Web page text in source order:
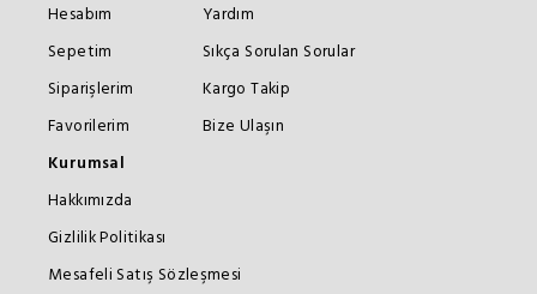
Hesabım
Sepetim
Siparişlerim
Favorilerim
Yardım
Sıkça Sorulan Sorular
Kargo Takip
Bize Ulaşın
Kurumsal
Hakkımızda
Gizlilik Politikası
Mesafeli Satış Sözleşmesi